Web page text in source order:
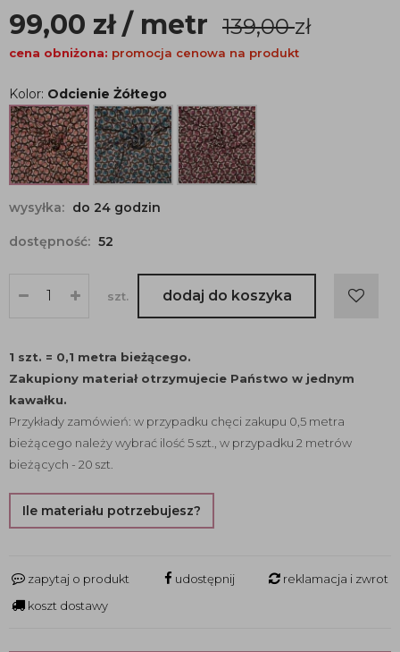
99,00 zł/ metr 139,00zł
cena obniżona: promocja cenowa na produkt
Kolor: Odcienie Żółtego
wysyłka: do 24 godzin
dostępność: 52
szt. dodaj do koszyka
1 szt. = 0,1 metra bieżącego.
Zakupiony materiał otrzymujecie Państwo w jednym
kawałku.
Przykłady zamówień: w przypadku chęci zakupu 0,5 metra
bieżącego należy wybrać ilość 5 szt., w przypadku 2 metrów
bieżących - 20 szt.
Ile materiału potrzebujesz?
zapytaj o produkt udostępnij
reklamacja i zwrot
koszt dostawy